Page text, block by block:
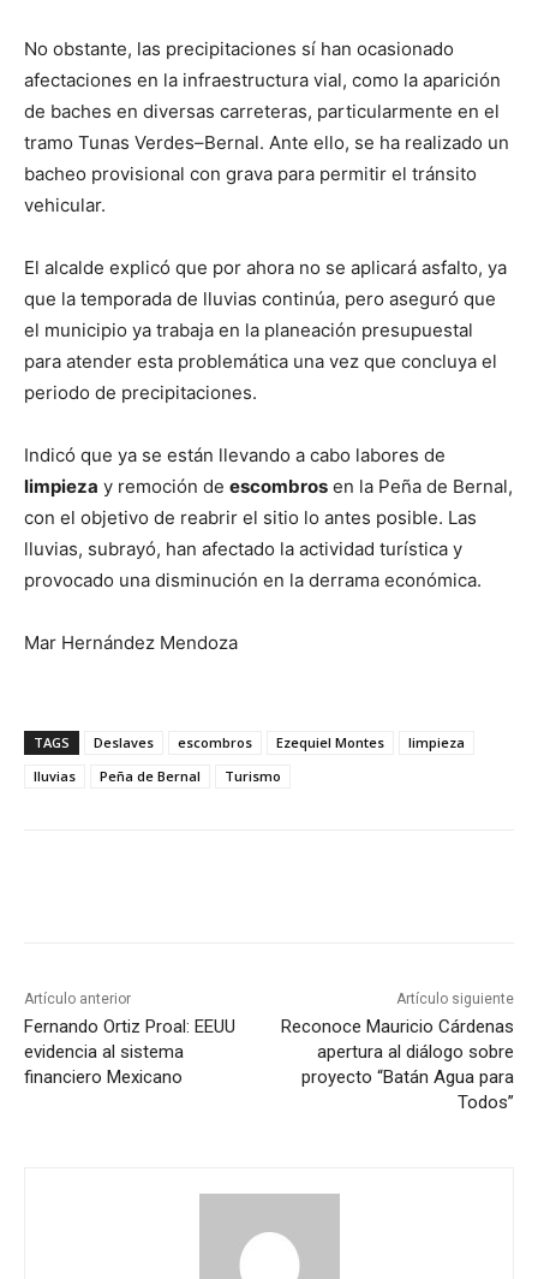
No obstante, las precipitaciones sí han ocasionado
afectaciones en la infraestructura vial, como la aparición
de baches en diversas carreteras, particularmente en el
tramo Tunas Verdes–Bernal. Ante ello, se ha realizado un
bacheo provisional con grava para permitir el tránsito
vehicular.
El alcalde explicó que por ahora no se aplicará asfalto, ya
que la temporada de lluvias continúa, pero aseguró que
el municipio ya trabaja en la planeación presupuestal
para atender esta problemática una vez que concluya el
periodo de precipitaciones.
Indicó que ya se están llevando a cabo labores de
limpieza y remoción de escombros en la Peña de Bernal,
con el objetivo de reabrir el sitio lo antes posible. Las
lluvias, subrayó, han afectado la actividad turística y
provocado una disminución en la derrama económica.
Mar Hernández Mendoza
TAGS Deslaves escombros Ezequiel Montes
limpieza
lluvias
Peña de Bernal Turismo
Artículo anterior
Fernando Ortiz Proal: EEUU
evidencia al sistema
financiero Mexicano
Artículo siguiente
Reconoce Mauricio Cárdenas
apertura al diálogo sobre
proyecto “Batán Agua para
Todos”